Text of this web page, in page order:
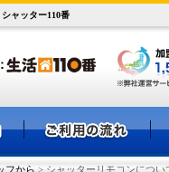
ャッター110番
フから > シャッターリモコンにつ